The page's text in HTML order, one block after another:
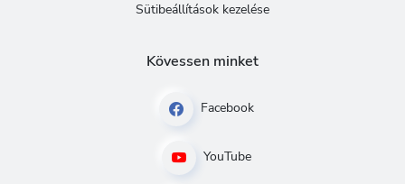
Sütibeállítások kezelése
Kövessen minket
Facebook
YouTube